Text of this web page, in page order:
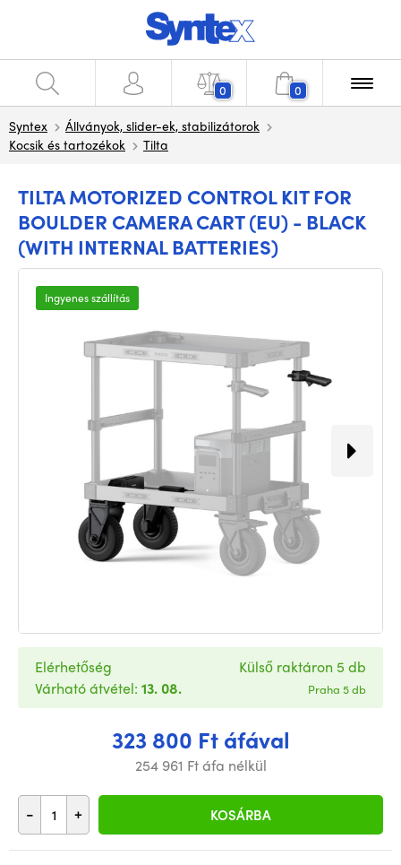
0 0
Syntex
Állványok, slider-ek, stabilizátorok
Kocsik és tartozékok
Tilta
TILTA MOTORIZED CONTROL KIT FOR
BOULDER CAMERA CART (EU) - BLACK
(WITH INTERNAL BATTERIES)
Ingyenes szállítás
323 800 Ft áfával
254 961 Ft áfa nélkül
- + KOSÁRBA
Elérhetőség
Várható átvétel: 13. 08.
Külső raktáron 5 db
Praha 5 db